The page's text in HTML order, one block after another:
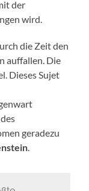
der
wird.
die Zeit den
auffallen. Die
Dieses Sujet
geradezu
.